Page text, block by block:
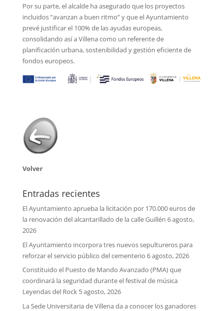
Por su parte, el alcalde ha asegurado que los proyectos
incluidos “avanzan a buen ritmo” y que el Ayuntamiento
prevé justificar el 100% de las ayudas europeas,
consolidando así a Villena como un referente de
planificación urbana, sostenibilidad y gestión eficiente de
fondos europeos.
Volver
Entradas recientes
El Ayuntamiento aprueba la licitación por 170.000 euros de
la renovación del alcantarillado de la calle Guillén 6 agosto,
2026
El Ayuntamiento incorpora tres nuevos sepultureros para
reforzar el servicio público del cementerio 6 agosto, 2026
Constituido el Puesto de Mando Avanzado (PMA) que
coordinará la seguridad durante el festival de música
Leyendas del Rock 5 agosto, 2026
La Sede Universitaria de Villena da a conocer los ganadores